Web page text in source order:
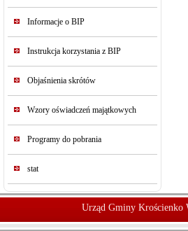
Informacje o BIP
Instrukcja korzystania z BIP
Objaśnienia skrótów
Wzory oświadczeń majątkowych
Programy do pobrania
stat
Urząd Gminy Krościenko